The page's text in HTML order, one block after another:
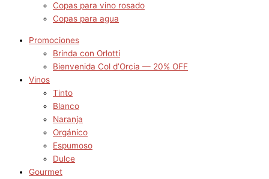
Copas para vino rosado
Copas para agua
Promociones
Brinda con Orlotti
Bienvenida Col d’Orcia — 20% OFF
Vinos
Tinto
Blanco
Naranja
Orgánico
Espumoso
Dulce
Gourmet